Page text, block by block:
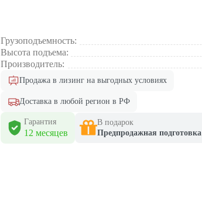
Грузоподъемность:
Высота подъема:
Производитель:
Продажа в лизинг на выгодных условиях
Доставка в любой регион в РФ
Гарантия
12 месяцев
В подарок
Предпродажная подготовка